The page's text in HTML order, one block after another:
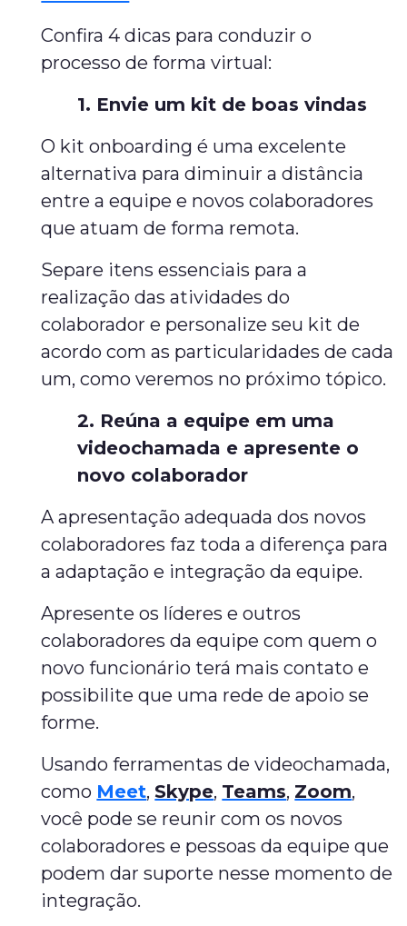
Confira 4 dicas para conduzir o
processo de forma virtual:
1. Envie um kit de boas vindas
O kit onboarding é uma excelente
alternativa para diminuir a distância
entre a equipe e novos colaboradores
que atuam de forma remota.
Separe itens essenciais para a
realização das atividades do
colaborador e personalize seu kit de
acordo com as particularidades de cada
um, como veremos no próximo tópico.
2. Reúna a equipe em uma
videochamada e apresente o
novo colaborador
A apresentação adequada dos novos
colaboradores faz toda a diferença para
a adaptação e integração da equipe.
Apresente os líderes e outros
colaboradores da equipe com quem o
novo funcionário terá mais contato e
possibilite que uma rede de apoio se
forme.
Usando ferramentas de videochamada,
como Meet, Skype, Teams, Zoom,
você pode se reunir com os novos
colaboradores e pessoas da equipe que
podem dar suporte nesse momento de
integração.